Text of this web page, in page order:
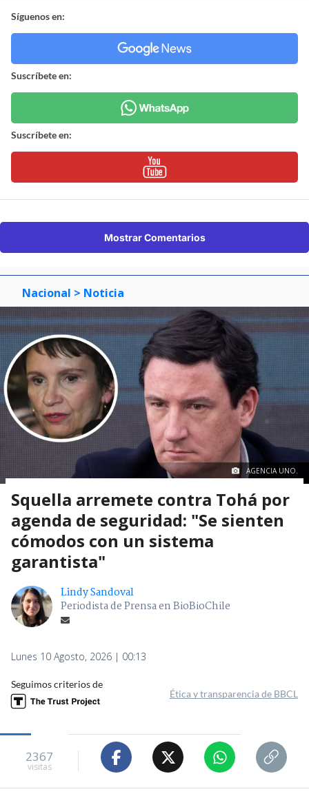
Síguenos en:
Suscríbete en:
Suscríbete en:
Mostrar Comentarios
Nacional > Noticia
AGENCIA UNO.
Squella arremete contra Tohá por
agenda de seguridad: "Se sienten
cómodos con un sistema
garantista"
Lindy Sandoval
Periodista de Prensa en BioBioChile
Lunes 10 Agosto, 2026 | 00:13
Seguimos criterios de
Ética y transparencia de BBCL
2367
visitas